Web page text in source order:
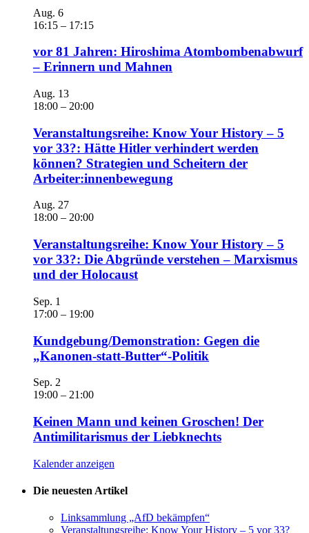
Aug. 6
16:15 – 17:15
vor 81 Jahren: Hiroshima Atombombenabwurf
– Erinnern und Mahnen
Aug. 13
18:00 – 20:00
Veranstaltungsreihe: Know Your History – 5
vor 33?: Hätte Hitler verhindert werden
können? Strategien und Scheitern der
Arbeiter:innenbewegung
Aug. 27
18:00 – 20:00
Veranstaltungsreihe: Know Your History – 5
vor 33?: Die Abgründe verstehen – Marxismus
und der Holocaust
Sep. 1
17:00 – 19:00
Kundgebung/Demonstration: Gegen die
„Kanonen-statt-Butter“-Politik
Sep. 2
19:00 – 21:00
Keinen Mann und keinen Groschen! Der
Antimilitarismus der Liebknechts
Kalender anzeigen
Die neuesten Artikel
Linksammlung „AfD bekämpfen“
Veranstaltungsreihe: Know Your History – 5 vor 33?